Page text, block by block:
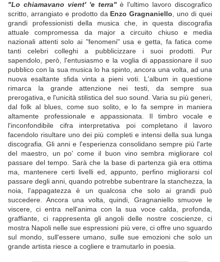
"Lo chiamavano vient' 'e terra"è l'ultimo lavoro discografico
scritto, arrangiato e prodotto da Enzo Gragnaniello , uno di quei
grandi professionisti della musica che, in questa discografia
attuale compromessa da major a circuito chiuso e media
nazionali attenti solo ai "fenomeni" usa e getta, fa fatica come
tanti celebri colleghi a pubblicizzare i suoi prodotti. Pur
sapendolo, però, l'entusiasmo e la voglia di appassionare il suo
pubblico con la sua musica lo ha spinto, ancora una volta, ad una
nuova esaltante sfida vinta a pieni voti. L'album in questione
rimarca la grande attenzione nei testi, da sempre sua
prerogativa, e l'unicità stilistica del suo sound. Varia su più generi,
dal folk al blues, come suo solito, e lo fa sempre in maniera
altamente professionale e appassionata. Il timbro vocale e
l'inconfondibile cifra interpretativa poi completano il lavoro
facendolo risultare uno dei più completi e intensi della sua lunga
discografia. Gli anni e l'esperienza consolidano sempre più l'arte
del maestro, un po' come il buon vino sembra migliorare col
passare del tempo. Sarà che la base di partenza già era ottima
ma, mantenere certi livelli ed, appunto, perfino migliorarsi col
passare degli anni, quando potrebbe subentrare la stanchezza, la
noia, l'appagatezza è un qualcosa che solo ai grandi può
succedere. Ancora una volta, quindi, Gragnaniello smuove le
viscere, ci entra nell'anima con la sua voce calda, profonda,
graffiante, ci rappresenta gli angoli delle nostre coscienze, ci
mostra Napoli nelle sue espressioni più vere, ci offre uno sguardo
sul mondo, sull'essere umano, sulle sue emozioni che solo un
grande artista riesce a cogliere e tramutarlo in poesia.